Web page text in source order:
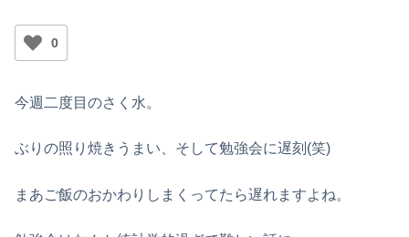
0
今週二度目のさく水。
ぶりの照り焼きうまい、そして勉強会に遅刻(笑)
まあご飯のおかわりしまくってたら遅れますよね。